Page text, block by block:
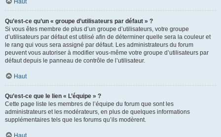
Haut
Qu’est-ce qu’un « groupe d’utilisateurs par défaut » ?
Si vous êtes membre de plus d’un groupe d’utilisateurs, votre groupe
d’utilisateurs par défaut est utilisé afin de déterminer quelle sera la couleur et
le rang qui vous sera assigné par défaut. Les administrateurs du forum
peuvent vous autoriser à modifier vous-même votre groupe d’utilisateurs par
défaut depuis le panneau de contrôle de l’utilisateur.
Haut
Qu’est-ce que le lien « L’équipe » ?
Cette page liste les membres de l’équipe du forum que sont les
administrateurs et les modérateurs, en plus de quelques informations
supplémentaires tels que les forums qu’ils modèrent.
Haut